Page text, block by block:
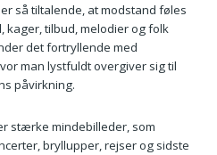
så tiltalende, at modstand føles
kager, tilbud, melodier og folk
det fortryllende med
man lystfuldt overgiver sig til
påvirkning.
stærke mindebilleder, som
bryllupper, rejser og sidste